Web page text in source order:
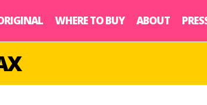
WHERE TO BUY ABOUT